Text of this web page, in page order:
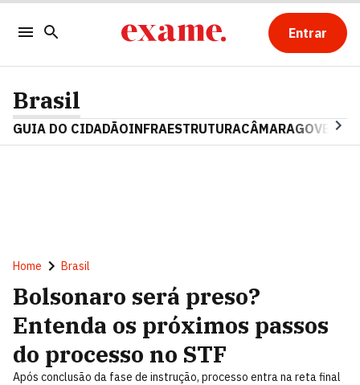
Entrar
Brasil
GUIA DO CIDADÃOINFRAESTRUTURACÂMARAGOVERNO
Home Brasil
Bolsonaro será preso?
Entenda os próximos passos
do processo no STF
Após conclusão da fase de instrução, processo entra na reta final